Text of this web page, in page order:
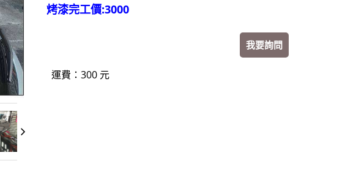
烤漆完工價:3000
我要詢問
運費：300 元